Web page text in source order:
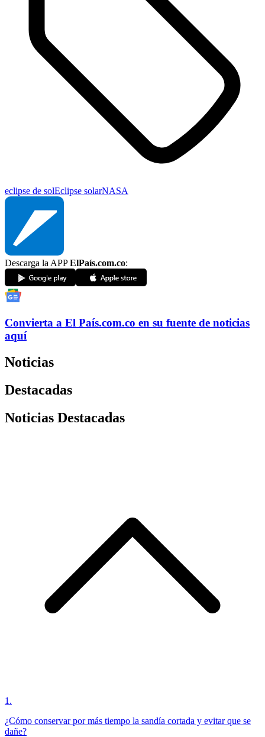
eclipse de solEclipse solarNASA
Descarga la APPElPaís.com.co:
Convierta a El País.com.co en su fuente de noticias
aquí
Noticias
Destacadas
Noticias Destacadas
1 .
¿Cómo conservar por más tiempo la sandía cortada y evitar que se
dañe?